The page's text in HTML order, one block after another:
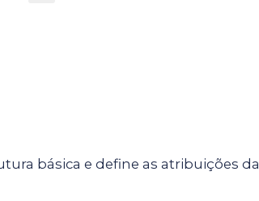
básica e define as atribuições da